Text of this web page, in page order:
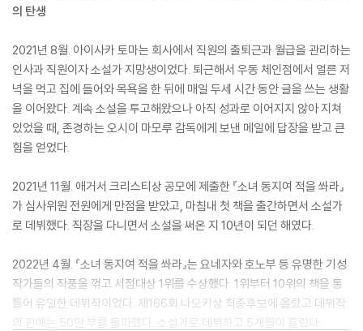
의 탄생
2021년 8월. 아이사카 토마는 회사에서 직원의 출퇴근과 월급을 관리하는
인사과 직원이자 소설가 지망생이었다. 퇴근해서 우동 체인점에서 얼른 저
녁을 먹고 집에 들어와 목욕을 한 뒤에 매일 두세 시간 동안 글을 쓰는 생활
을 이어왔다. 계속 소설을 투고해왔으나 아직 성과로 이어지지 않아 지쳐
있었을 때, 존경하는 오시이 마모루 감독에게 보낸 메일에 답장을 받고 큰
힘을 얻었다.
2021년 11월. 애거서 크리스티상 공모에 제출한 『소녀 동지여 적을 쏴라』
가 심사위원 전원에게 만점을 받았고, 마침내 첫 책을 출간하면서 소설가
로 데뷔했다. 직장을 다니면서 소설을 써온 지 10년이 되던 해였다.
2022년 4월. 『소녀 동지여 적을 쏴라』는 요네자와 호노부 등 유명한 기성
작가들의 작품을 꺾고 서점대상 1위를 수상했다. 1위부터 10위의 책을 통
틀어 유일한 데뷔작이었다. 제166회 나오키상 최종후보에 올랐고 데뷔작
의 판매는 50만 부를 돌파했다. 소설가로 데뷔하고 5개월이 흘렀다.